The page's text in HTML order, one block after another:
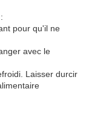
:
pour qu'il ne
avec le
Laisser durcir